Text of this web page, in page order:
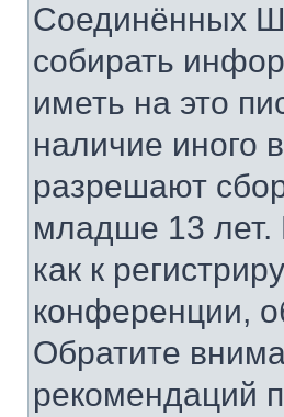
Соединённых
собирать
иметь на это
наличие иного
разрешают
младше 13 лет.
как к
конференции,
Обратите
рекомендаций